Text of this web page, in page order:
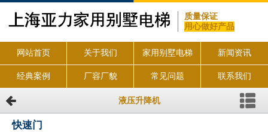
质量保证
用心做好产品
网站首页 关于我们 家用别墅电梯 新闻资讯
经典案例 厂容厂貌 常见问题 联系我们
液压升降机
快速门